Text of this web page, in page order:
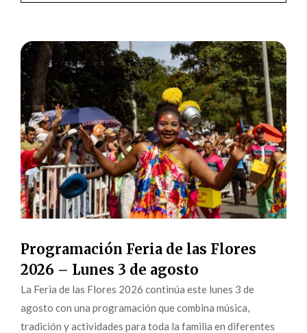
Programación Feria de las Flores
2026 – Lunes 3 de agosto
La Feria de las Flores 2026 continúa este lunes 3 de
agosto con una programación que combina música,
tradición y actividades para toda la familia en diferentes